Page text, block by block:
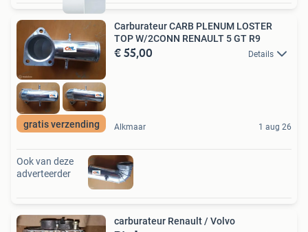
gratis verzending
Carburateur CARB PLENUM LOSTER
TOP W/2CONN RENAULT 5 GT R9
€ 55,00 Details
Alkmaar 1 aug 26
Ook van deze
adverteerder
carburateur Renault / Volvo